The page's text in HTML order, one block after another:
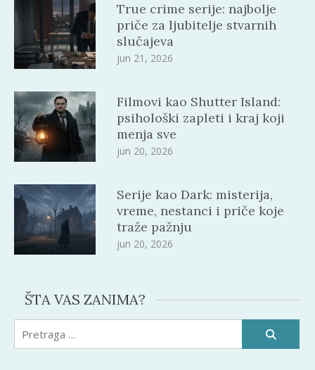
True crime serije: najbolje
priče za ljubitelje stvarnih
slučajeva
jun 21, 2026
Filmovi kao Shutter Island:
psihološki zapleti i kraj koji
menja sve
jun 20, 2026
Serije kao Dark: misterija,
vreme, nestanci i priče koje
traže pažnju
jun 20, 2026
ŠTA VAS ZANIMA?